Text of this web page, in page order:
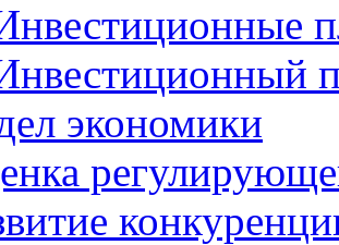
экономики